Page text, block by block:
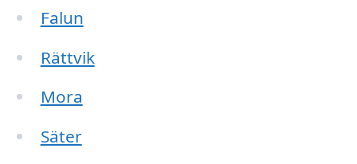
Falun
Rättvik
Mora
Säter